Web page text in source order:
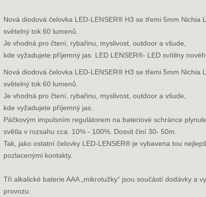
Nová diodová čelovka LED-LENSER® H3 se třemi 5mm Nichia
světelný tok 60 lumenů.
Je vhodná pro čtení, rybařinu, myslivost, outdoor a všude,
kde vyžadujete příjemný jas. LED LENSER®- LED svítilny
Nová diodová čelovka LED-LENSER® H3 se třemi 5mm Nichia
světelný tok 60 lumenů.
Je vhodná pro čtení, rybařinu, myslivost, outdoor a všude,
kde vyžadujete příjemný jas.
Páčkovým impulsním regulátorem na bateriové schránce
světla v rozsahu cca. 10% - 100%. Dosvit činí 30- 50m.
Tak, jako ostatní čelovky LED-LENSER® je vybavena tou
pozlacenými kontakty.
Tři alkalické baterie AAA „mikrotužky“ jsou součástí dodávky a
provozu.